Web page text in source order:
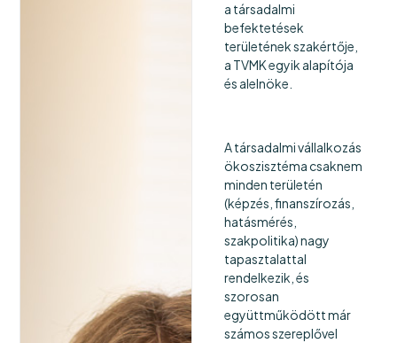
a társadalmi
befektetések
területének szakértője,
a TVMK egyik alapítója
és alelnöke.
A társadalmi vállalkozás
ökoszisztéma csaknem
minden területén
(képzés, finanszírozás,
hatásmérés,
szakpolitika) nagy
tapasztalattal
rendelkezik, és
szorosan
együttműködött már
számos szereplővel